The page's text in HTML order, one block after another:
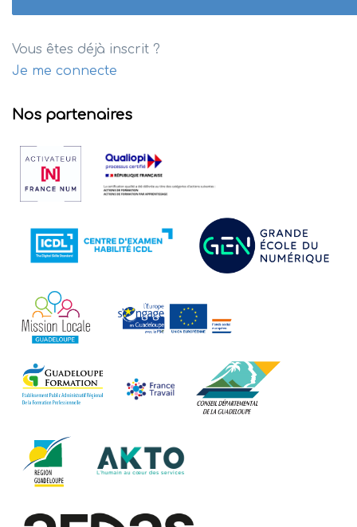
Vous êtes déjà inscrit ?
Je me connecte
Nos partenaires